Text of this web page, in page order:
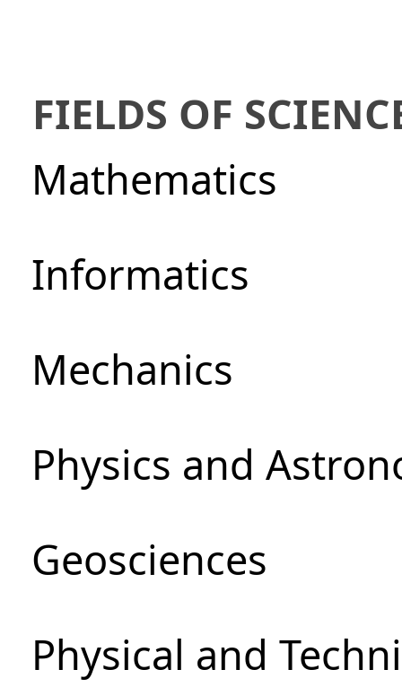
FIELDS OF
Mathematics
Informatics
Mechanics
Physics and
Geosciences
Physical and